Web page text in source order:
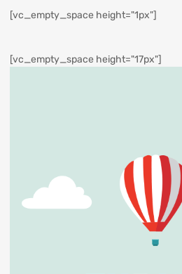
[vc_empty_space height="1px"]
[vc_empty_space height="17px"]